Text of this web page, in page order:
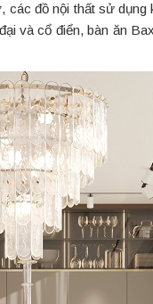
đồ nội thất sử
và cổ điển, bàn ăn